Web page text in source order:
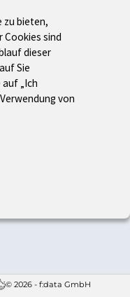
© 2026 - f:data GmbH
zu bieten,
Cookies sind
dieser
Sie
„Ich
von